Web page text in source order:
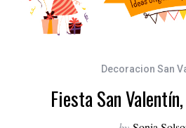
Decoracion San
Fiesta San